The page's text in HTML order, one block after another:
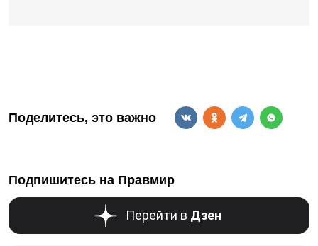
Поделитесь, это важно
Подпишитесь на Правмир
Перейти в Дзен